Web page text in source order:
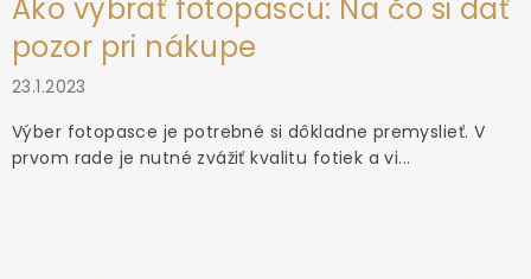
Ako vybrať fotopascu: Na čo si dať
pozor pri nákupe
23.1.2023
Výber fotopasce je potrebné si dôkladne premyslieť. V
prvom rade je nutné zvážiť kvalitu fotiek a vi...